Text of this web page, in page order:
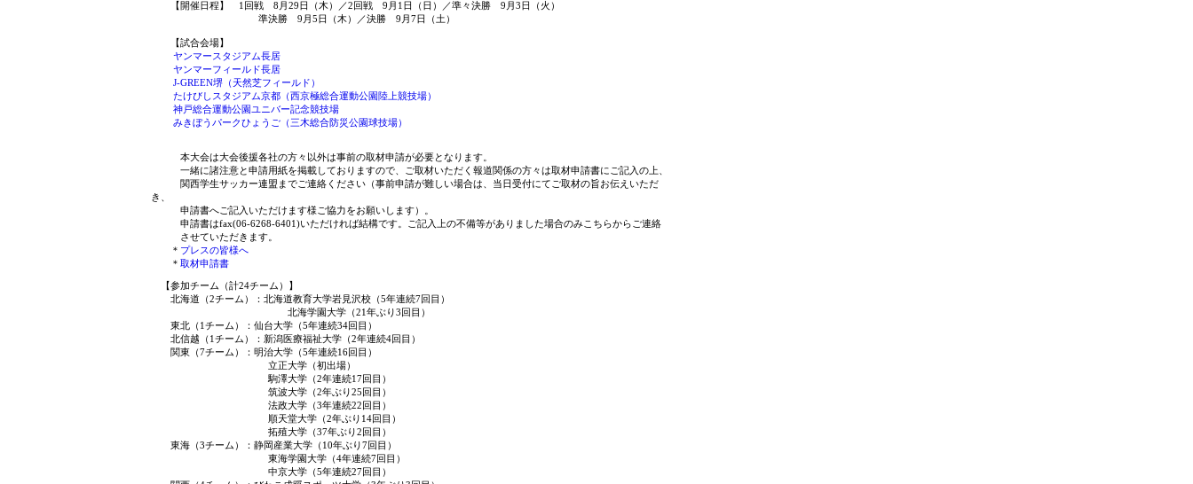
【開催日程】 1回戦 8月29日（木）／2回戦 9月1日（日）／準々決勝 9月3日（火）
準決勝 9月5日（木）／決勝 9月7日（土）
【試合会場】
ヤンマースタジアム長居
ヤンマーフィールド長居
J-GREEN堺（天然芝フィールド）
たけびしスタジアム京都（西京極総合運動公園陸上競技場）
神戸総合運動公園ユニバー記念競技場
みきぼうパークひょうご（三木総合防災公園球技場）
本大会は大会後援各社の方々以外は事前の取材申請が必要となります。
一緒に諸注意と申請用紙を掲載しておりますので、ご取材いただく報道関係の方々は取材申請書にご記入の上、
関西学生サッカー連盟までご連絡ください（事前申請が難しい場合は、当日受付にてご取材の旨お伝えいただ
き、
申請書へご記入いただけます様ご協力をお願いします）。
申請書はfax(06-6268-6401)いただければ結構です。ご記入上の不備等がありました場合のみこちらからご連絡
させていただきます。
＊ プレスの皆様へ
＊ 取材申請書
【参加チーム（計24チーム）】
北海道（2チーム）：北海道教育大学岩見沢校（5年連続7回目）
北海学園大学（21年ぶり3回目）
東北（1チーム）：仙台大学（5年連続34回目）
北信越（1チーム）：新潟医療福祉大学（2年連続4回目）
関東（7チーム）：明治大学（5年連続16回目）
立正大学（初出場）
駒澤大学（2年連続17回目）
筑波大学（2年ぶり25回目）
法政大学（3年連続22回目）
順天堂大学（2年ぶり14回目）
拓殖大学（37年ぶり2回目）
東海（3チーム）：静岡産業大学（10年ぶり7回目）
東海学園大学（4年連続7回目）
中京大学（5年連続27回目）